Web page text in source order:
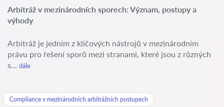
Arbitráž v mezinárodních sporech: Význam, postupy a
výhody
Arbitráž je jedním z klíčových nástrojů v mezinárodním
právu pro řešení sporů mezi stranami, které jsou z různých
s... dále
Compliance v mezinárodních arbitrážních postupech